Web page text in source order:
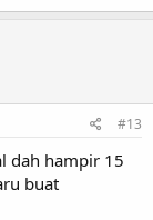
#13
dah hampir 15
buat